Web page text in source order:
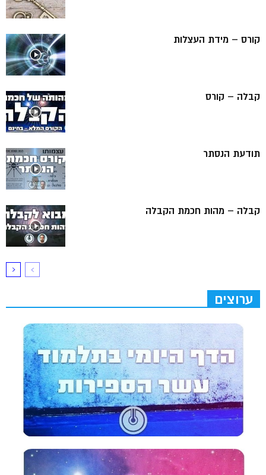
קורס – מידת העצלות
קבלה – קורס
תודעת הנסתר
קבלה – מהות חכמת הקבלה
ערוצים